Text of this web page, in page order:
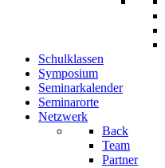
Schulklassen
Symposium
Seminarkalender
Seminarorte
Netzwerk
Back
Team
Partner